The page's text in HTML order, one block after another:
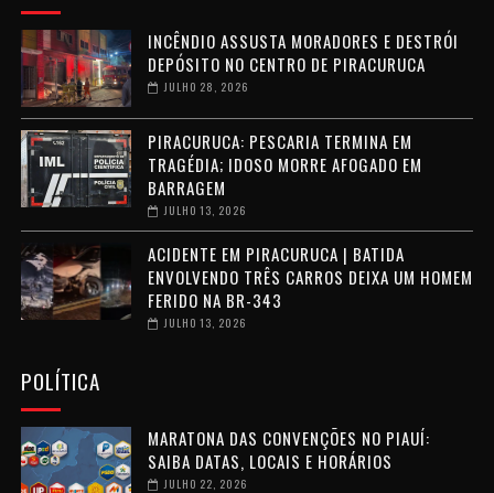
INCÊNDIO ASSUSTA MORADORES E DESTRÓI
DEPÓSITO NO CENTRO DE PIRACURUCA
JULHO 28, 2026
PIRACURUCA: PESCARIA TERMINA EM
TRAGÉDIA; IDOSO MORRE AFOGADO EM
BARRAGEM
JULHO 13, 2026
ACIDENTE EM PIRACURUCA | BATIDA
ENVOLVENDO TRÊS CARROS DEIXA UM HOMEM
FERIDO NA BR-343
JULHO 13, 2026
POLÍTICA
MARATONA DAS CONVENÇÕES NO PIAUÍ:
SAIBA DATAS, LOCAIS E HORÁRIOS
JULHO 22, 2026